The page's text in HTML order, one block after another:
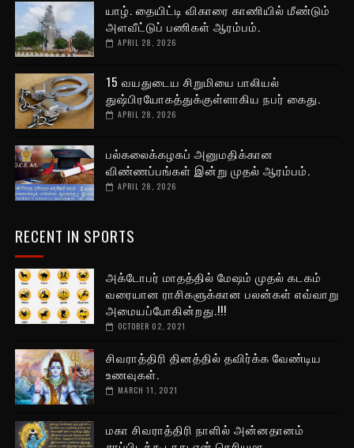
யாழ். தையிட்டி விகாரை காணியில் மீண்டும்
அளவீட்டுப் பணிகள் ஆரம்பம்.
APRIL 28, 2026
15 வயதுடைய சிறுமியை பாலியல்
துஷ்பிரயோகத்துக்குள்ளாகிய நபர் கைது.
APRIL 28, 2026
பல்கலைக்கழகப் அனுமதிக்கான
விண்ணப்பங்கள் இன்று முதல் ஆரம்பம்.
APRIL 28, 2026
RECENT IN SPORTS
அக்டோபர் மாதத்தில் மேஷம் முதல் கடகம்
வரையான ராசிகளுக்கான பலன்கள் எவ்வாறு
அமையப்போகின்றது.!!!
OCTOBER 02, 2021
சிவராத்திரி தினத்தில் தவிர்க்க வேண்டிய
உணவுகள்.
MARCH 11, 2021
மகா சிவராத்திரி நாளில் அன்னதானம்